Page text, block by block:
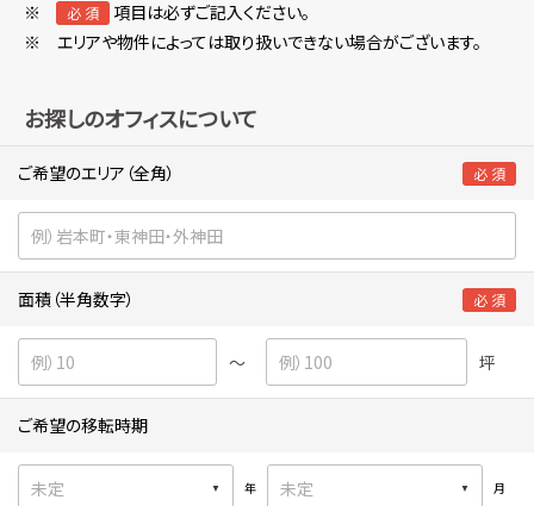
※
必 須
項目は必ずご記入ください。
※ エリアや物件によっては取り扱いできない場合がございます。
お探しのオフィスについて
ご希望のエリア（全角） 必 須
面積（半角数字） 必 須
～ 坪
ご希望の移転時期
年 月